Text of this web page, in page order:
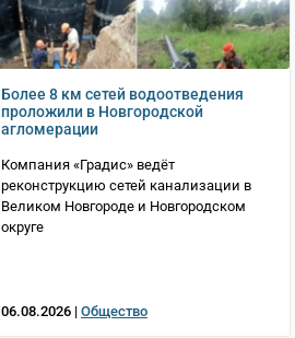
Более 8 км сетей водоотведения
проложили в Новгородской
агломерации
Компания «Градис» ведёт
реконструкцию сетей канализации в
Великом Новгороде и Новгородском
округе
06.08.2026 | Общество